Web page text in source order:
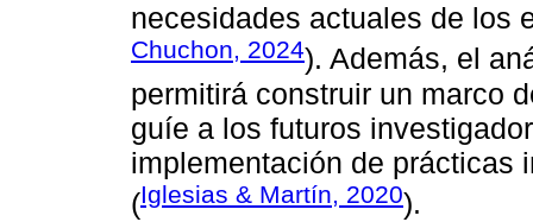
necesidades actuales de los
Chuchon, 2024). Además, el
permitirá construir un marco
guíe a los futuros
implementación de prácticas
(Iglesias & Martín, 2020).